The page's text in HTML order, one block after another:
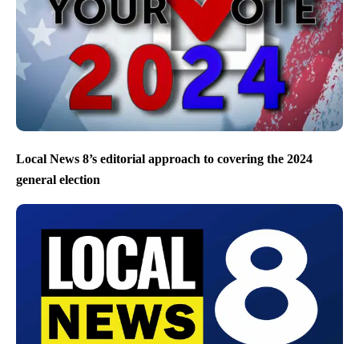
Local News 8’s editorial approach to covering the 2024
general election